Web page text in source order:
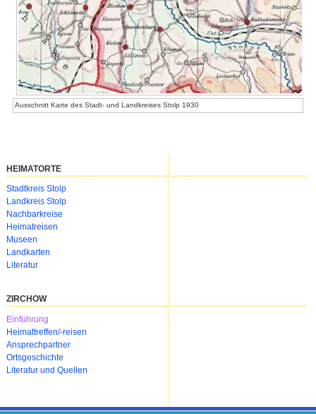
Ausschnitt Karte des Stadt- und Landkreises Stolp 1930
HEIMATORTE
Navigation
überspringen
Stadtkreis Stolp
Landkreis Stolp
Nachbarkreise
Heimatreisen
Museen
Landkarten
Literatur
ZIRCHOW
Navigation
überspringen
Einführung
Heimattreffen/-reisen
Ansprechpartner
Ortsgeschichte
Literatur und Quellen